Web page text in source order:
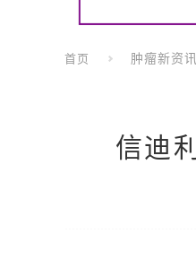
首页 肿瘤新资讯
信迪